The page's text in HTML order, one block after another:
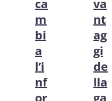
ca
m
bi
a
l’i
nf
va
nt
ag
gi
de
lla